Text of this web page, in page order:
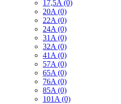
17,5A (0)
20A (0)
22A (0)
24A (0)
31A (0)
32A (0)
41A (0)
57A (0)
65A (0)
76A (0)
85A (0)
101A (0)